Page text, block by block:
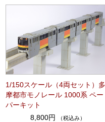
1/150スケール（4両セット）多
摩都市モノレール 1000系 ペー
パーキット
8,800円
（税込み）